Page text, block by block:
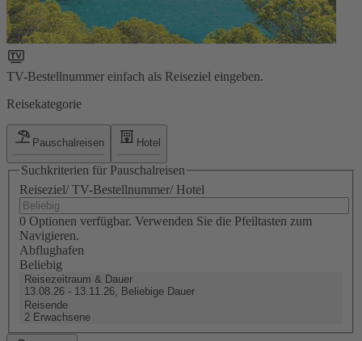
TV-Bestellnummer einfach als Reiseziel eingeben.
Reisekategorie
Pauschalreisen Hotel
Suchkriterien für Pauschalreisen
Reiseziel/ TV-Bestellnummer/ Hotel
0 Optionen verfügbar. Verwenden Sie die Pfeiltasten zum
Navigieren.
Abflughafen
Beliebig
Reisezeitraum & Dauer
13.08.26 - 13.11.26, Beliebige Dauer
Reisende
2 Erwachsene